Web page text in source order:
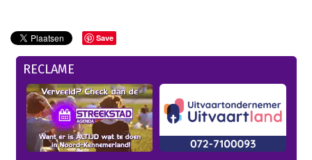
Save
RECLAME